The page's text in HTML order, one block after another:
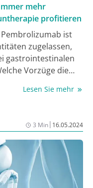
mehr
profitieren
ist
zugelassen,
gastrointestinalen
Vorzüge die
zu
Lesen Sie mehr
3 Min| 16.05.2024